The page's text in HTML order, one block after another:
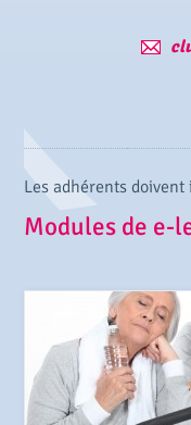
Les adhérents
Modules de e-